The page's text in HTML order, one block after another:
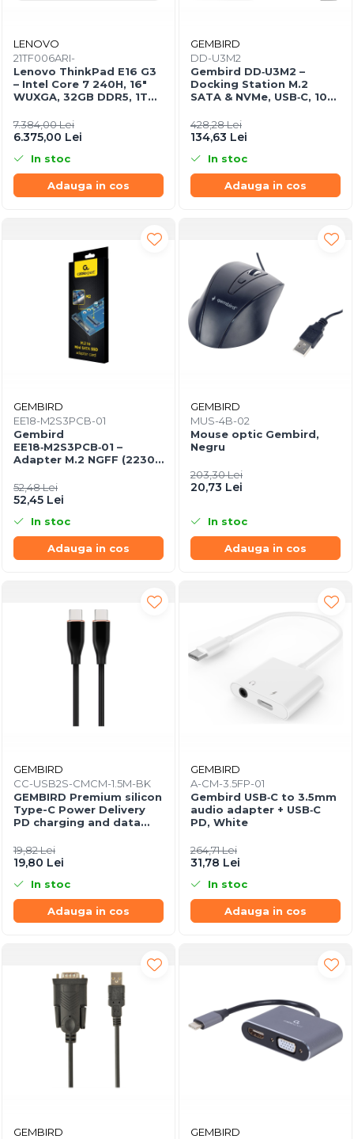
LENOVO
21TF006ARI-
Lenovo ThinkPad E16 G3
– Intel Core 7 240H, 16"
WUXGA, 32GB DDR5, 1TB
7.384,00 Lei
6.375,00 Lei
In stoc
Adauga in cos
GEMBIRD
DD-U3M2
Gembird DD‑U3M2 –
Docking Station M.2
SATA & NVMe, USB‑C, 10
428,28 Lei
134,63 Lei
In stoc
Adauga in cos
GEMBIRD
EE18-M2S3PCB-01
Gembird
EE18‑M2S3PCB‑01 –
Adapter M.2 NGFF (2230–
6Gb/s
52,48 Lei
52,45 Lei
In stoc
Adauga in cos
GEMBIRD
MUS-4B-02
Mouse optic Gembird,
Negru
203,30 Lei
20,73 Lei
In stoc
Adauga in cos
GEMBIRD
CC-USB2S-CMCM-1.5M-BK
GEMBIRD Premium silicon
Type-C Power Delivery
PD charging and data
19,82 Lei
19,80 Lei
In stoc
Adauga in cos
GEMBIRD
A-CM-3.5FP-01
Gembird USB‑C to 3.5mm
audio adapter + USB‑C
PD, White
264,71 Lei
31,78 Lei
In stoc
Adauga in cos
GEMBIRD
GEMBIRD